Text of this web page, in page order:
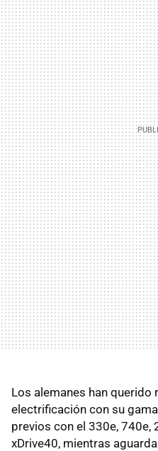
Los alemanes han
electrificación con su gama
previos con el 330e, 740e,
xDrive40, mientras